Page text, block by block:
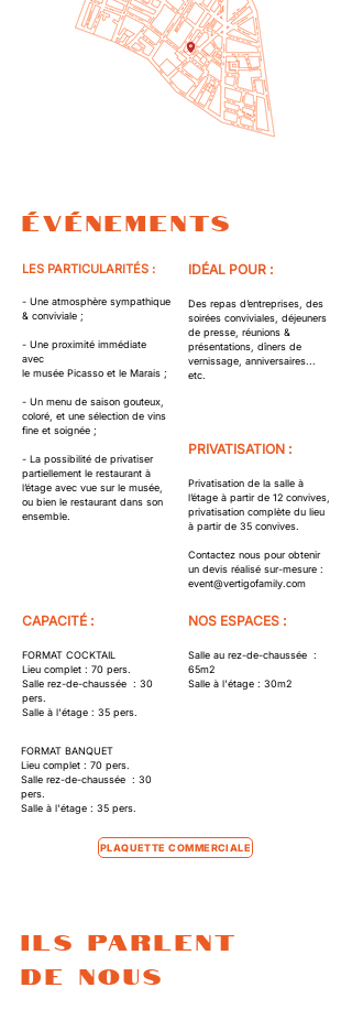
ÉVÉNEMENTS
LES PARTICULARITÉS :
- Une atmosphère sympathique
& conviviale ;
- Une proximité immédiate
avec
le musée Picasso et le Marais ;
- Un menu de saison gouteux,
coloré, et une sélection de vins
fine et soignée ;
- La possibilité de privatiser
partiellement le restaurant à
l’étage avec vue sur le musée,
ou bien le restaurant dans son
ensemble.
IDÉAL POUR :
Des repas d’entreprises, des
soirées conviviales, déjeuners
de presse, réunions &
présentations, dîners de
vernissage, anniversaires...
etc.
PRIVATISATION :
Privatisation de la salle à
l’étage à partir de 12 convives,
privatisation complète du lieu
à partir de 35 convives.
Contactez nous pour obtenir
un devis réalisé sur-mesure :
event@vertigofamily.com
CAPACITÉ :
FORMAT COCKTAIL
Lieu complet : 70 pers.
​Salle rez-de-chaussée : 30
pers.
Salle à l'étage : 35 pers.
NOS ESPACES :
Salle au rez-de-chaussée :
65m2
Salle à l'étage : 30m2
FORMAT BANQUET
Lieu complet : 70 pers.
​Salle rez-de-chaussée : 30
pers.
Salle à l'étage : 35 pers.
PLAQUETTE COMMERCIALE
ILS PARLENT
DE NOUS